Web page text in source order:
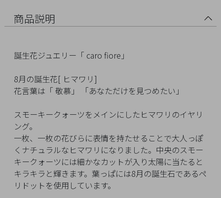
商品説明
誕生花ジュエリー「 caro fiore」
8月の誕生花[ ヒマワリ]
花言葉は「 敬慕」 「あなただけを見つめたい」
スモーキークォーツをメインにしたヒマワリのイヤリ
ング。
一枚、一枚の花びらに表情を持たせることで大人っぽ
くナチュラルなヒマワリになりました。中央のスモー
キークォーツには細かなカットが入り太陽に当たると
キラキラと輝きます。葉っぱには8月の誕生石であるペ
リドットを使用しています。
イ
ペ
ジ
お
気
に
入